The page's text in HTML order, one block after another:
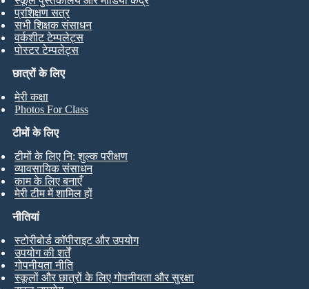
छात्रों के लिए
मेरी कक्षा
Photos For Class
प्रशिक्षण सत्र
सभी शिक्षक संसाधन
वर्कशीट टेम्पलेट्स
पोस्टर टेम्पलेट्स
टीमों के लिए
टीमों के लिए नि: शुल्क परीक्षण
व्यावसायिक संसाधन
काम के लिए बनाएँ
मेरी टीम में शामिल हों
नीतियां
स्टोरीबोर्ड कॉपीराइट और उपयोग
उपयोग की शर्तें
गोपनीयता नीति
स्कूलों और छात्रों के लिए गोपनीयता और सुरक्षा